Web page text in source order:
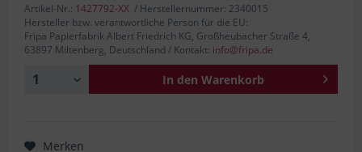
Artikel-Nr.: 1427792-XX / Herstellernummer: 2340015
Hersteller bzw. verantwortliche Person für die EU:
Fripa Papierfabrik Albert Friedrich KG, Großheubacher Straße 4,
63897 Miltenberg, Deutschland / Kontakt: info@fripa.de
In den Warenkorb
Merken